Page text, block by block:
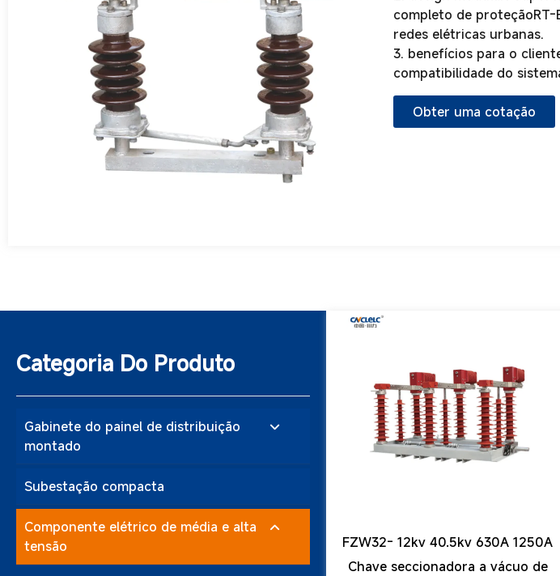
completo de proteçãoRT-
redes elétricas urbanas.
3. benefícios para o
compatibilidade do
Obter uma cotação
Categoria Do Produto
Gabinete do painel de distribuição
montado
Armário de distribuição de média e alta tensão
Gabinete de painel de baixa tensão
Unidade principal de anel (RMU)
Subestação compacta
Componente elétrico de média e alta
tensão
FZW32- 12kv 40.5kv 630A 1250A
Chave seccionadora a vácuo de